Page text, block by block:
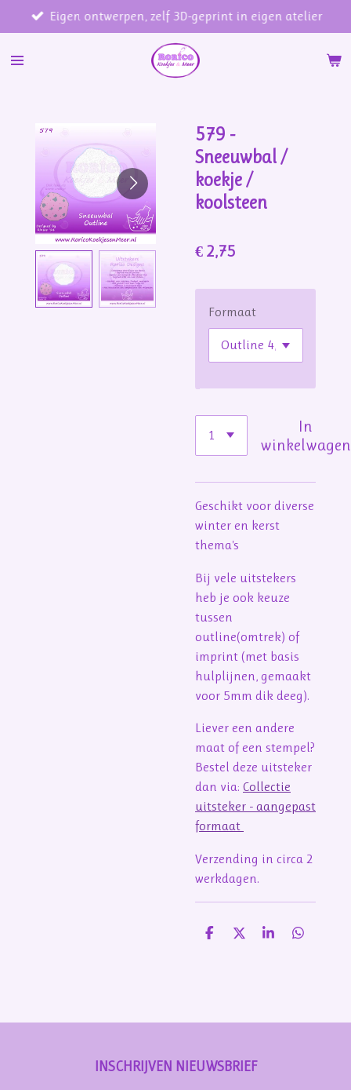
direct
naar
Eigen ontwerpen, zelf 3D-geprint in eigen atelier
579 -
Sneeuwbal /
koekje /
koolsteen
€ 2,75
Formaat
In
winkelwagen
Geschikt voor diverse
winter en kerst
thema's
Bij vele uitstekers
heb je ook keuze
tussen
outline(omtrek) of
imprint (met basis
hulplijnen, gemaakt
voor 5mm dik deeg).
Liever een andere
maat of een stempel?
Bestel deze uitsteker
dan via: Collectie
uitsteker - aangepast
formaat
Verzending in circa 2
werkdagen.
D
D
S
D
INSCHRIJVEN NIEUWSBRIEF